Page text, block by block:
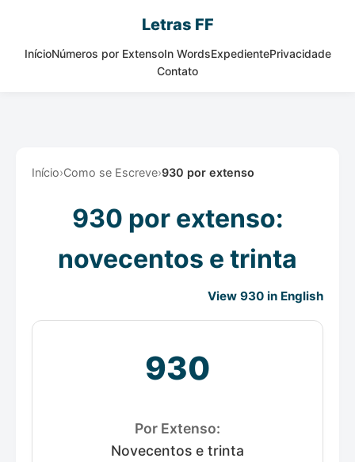
Letras FF
InícioNúmeros por ExtensoIn WordsExpedientePrivacidade
Contato
Início›Como se Escreve›930 por extenso
930 por extenso:
novecentos e trinta
View 930 in English
930
Por Extenso:
Novecentos e trinta